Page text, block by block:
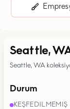
Seattle,
Seattle, WA
Durum
KEŞFEDILMEMIŞ